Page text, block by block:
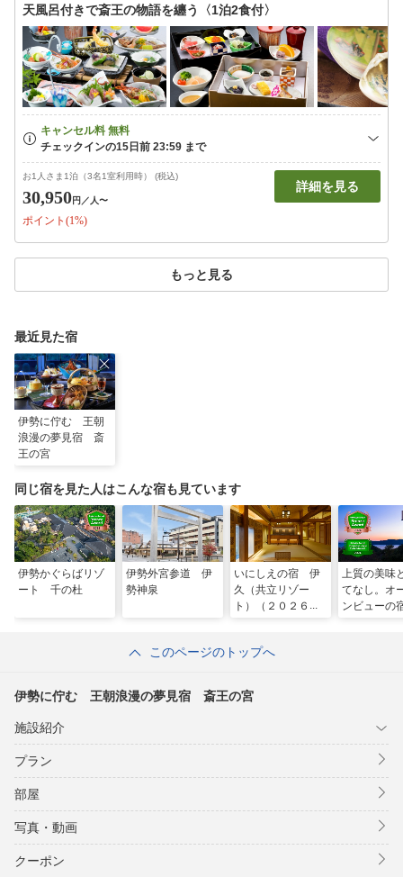
天風呂付きで斎王の物語を纏う〈1泊2食付〉
お1人さま1泊（3名1室利用時） (税込)
30,950円 ／人〜
ポイント(1%)
詳細を見る
もっと見る
最近見た宿
伊勢に佇む 王朝
浪漫の夢見宿 斎
王の宮
同じ宿を見た人はこんな宿も見ています
伊勢かぐらばリゾ
ート 千の杜
伊勢外宮参道 伊
勢神泉
いにしえの宿 伊
久（共立リゾー
ト）（２０２６年
上質の美味
てなし。オ
ンビュー
このページのトップへ
伊勢に佇む 王朝浪漫の夢見宿 斎王の宮
施設紹介
プラン
部屋
写真・動画
クーポン